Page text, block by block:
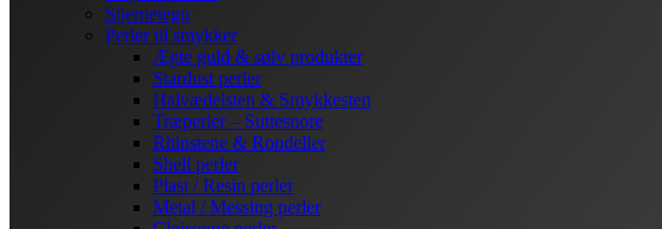
Stjernetegn
Perler til smykker
Ægte guld & sølv produkter
Stardust perler
Halvædelsten & Smykkesten
Træperler – Suttesnore
Rhinstene & Rondeller
Shell perler
Plast / Resin perler
Metal / Messing perler